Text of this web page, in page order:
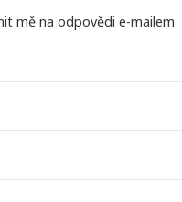
mě na odpovědi e-mailem